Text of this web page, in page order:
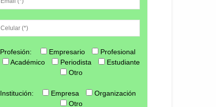
Profesión: Empresario
Profesional
Académico
Periodista
Estudiante
Otro
Institución: Empresa
Organización
Otro